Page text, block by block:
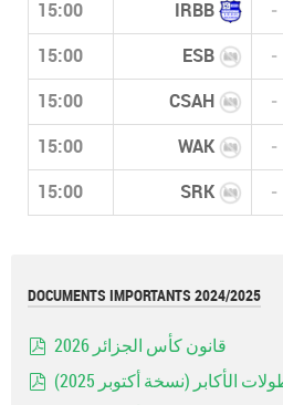
15:00 IRBB -
15:00 ESB -
15:00 CSAH -
15:00 WAK -
15:00 SRK -
DOCUMENTS IMPORTANTS 2024/2025
قانون كأس الجزائر 2026
الأكابر (نسخة أكتوبر 2025)